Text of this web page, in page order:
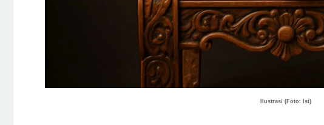
Ilustrasi (Foto: Ist)